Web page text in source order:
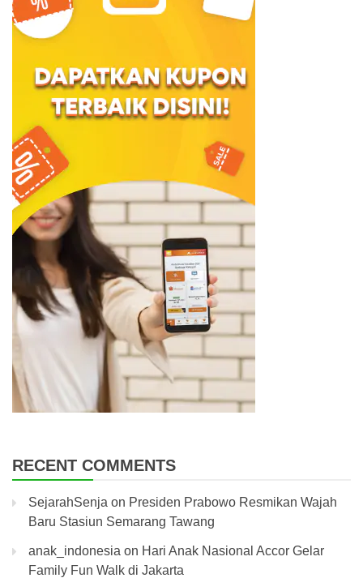
RECENT COMMENTS
SejarahSenja on Presiden Prabowo Resmikan Wajah
Baru Stasiun Semarang Tawang
anak_indonesia on Hari Anak Nasional Accor Gelar
Family Fun Walk di Jakarta